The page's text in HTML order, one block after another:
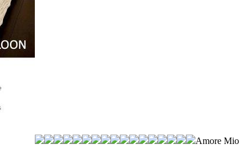
Amore Mio